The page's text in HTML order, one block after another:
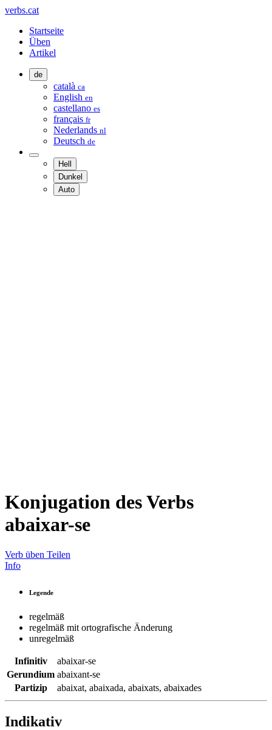
verbs.cat
Startseite
Üben
Artikel
de
català ca
English en
castellano es
français fr
Nederlands nl
Deutsch de
Hell
Dunkel
Auto
Konjugation des Verbs
abaixar-se
Verb üben Teilen
Info
Legende
regelmäß
regelmäß mit ortografische Änderung
unregelmäß
Infinitiv
abaixar-se
Gerundium abaixant-se
Partizip
abaixat, abaixada, abaixats, abaixades
Indikativ